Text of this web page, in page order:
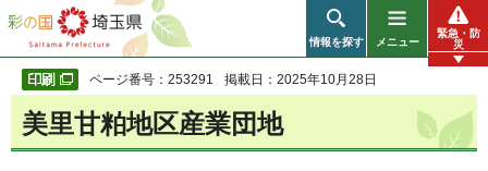
彩の国 埼玉県
情報を探す メニュー
緊急・防
災
ページ番号：253291 掲載日：2025年10月28日
美里甘粕地区産業団地